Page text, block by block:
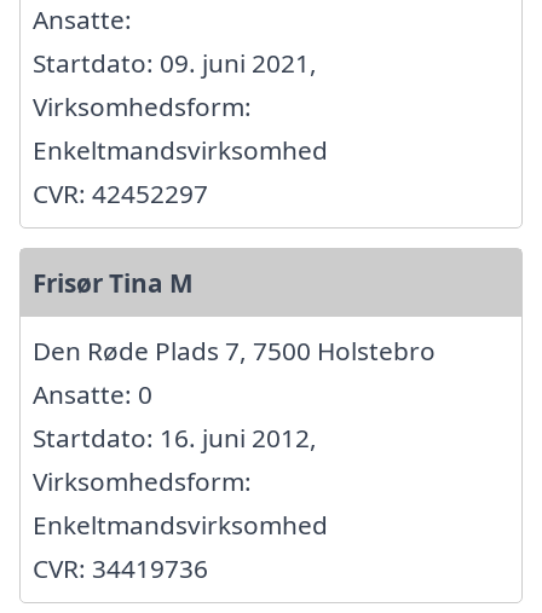
Ansatte:
Startdato: 09. juni 2021,
Virksomhedsform:
Enkeltmandsvirksomhed
CVR: 42452297
Frisør Tina M
Den Røde Plads 7, 7500 Holstebro
Ansatte: 0
Startdato: 16. juni 2012,
Virksomhedsform:
Enkeltmandsvirksomhed
CVR: 34419736